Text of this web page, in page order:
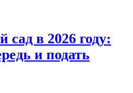
сад в 2026 году:
и подать